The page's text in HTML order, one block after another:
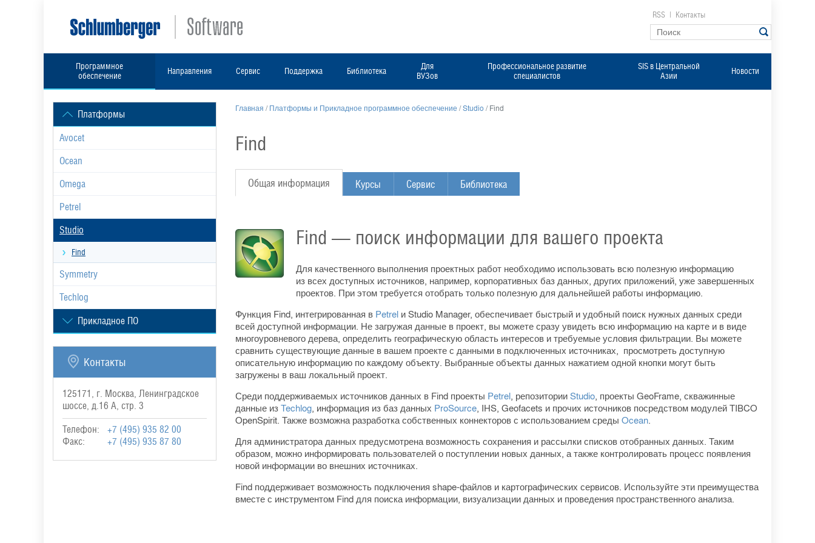
RSS Контакты
Программное
обеспечение
Направления Сервис Поддержка Библиотека
Для
ВУЗов
Профессиональное развитие
специалистов
SIS в Центральной
Азии
Новости
Платформы
Avocet
Ocean
Omega
Petrel
Studio
Find
Symmetry
Techlog
Прикладное ПО
Контакты
125171, г. Москва, Ленинградское
шоссе, д.16 А, стр. 3
Телефон:
+7 (495) 935 82 00
Факс:
+7 (495) 935 87 80
Главная /Платформы и Прикладное программное обеспечение /Studio /Find
Find
Общая информация Курсы Сервис Библиотека
Find — поиск информации для вашего проекта
Для качественного выполнения проектных работ необходимо использовать всю полезную информацию
из всех доступных источников, например, корпоративных баз данных, других приложений, уже завершенных
проектов. При этом требуется отобрать только полезную для дальнейшей работы информацию.
Функция Find, интегрированная в Petrel и Studio Manager, обеспечивает быстрый и удобный поиск нужных данных среди
всей доступной информации. Не загружая данные в проект, вы можете сразу увидеть всю информацию на карте и в виде
многоуровневого дерева, определить географическую область интересов и требуемые условия фильтрации. Вы можете
сравнить существующие данные в вашем проекте с данными в подключенных источниках, просмотреть доступную
описательную информацию по каждому объекту. Выбранные объекты данных нажатием одной кнопки могут быть
загружены в ваш локальный проект.
Среди поддерживаемых источников данных в Find проекты Petrel, репозиторииStudio, проекты GeoFrame, скважинные
данные изTechlog, информация из баз данных ProSource, IHS, Geofacets и прочих источников посредством модулей TIBCO
OpenSpirit. Также возможна разработка собственных коннекторов с использованием среды Ocean.
Для администратора данных предусмотрена возможность сохранения и рассылки списков отобранных данных. Таким
образом, можно информировать пользователей о поступлении новых данных, а также контролировать процесс появления
новой информации во внешних источниках.
Find поддерживает возможность подключения shape-файлов и картографических сервисов. Используйте эти преимущества
вместе с инструментом Find для поиска информации, визуализации данных и проведения пространственного анализа.